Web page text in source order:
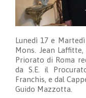
Lunedì 17 e
Mons. Jean
Priorato di Roma
da S.E. il
Franchis, e dal
Guido Mazzotta.